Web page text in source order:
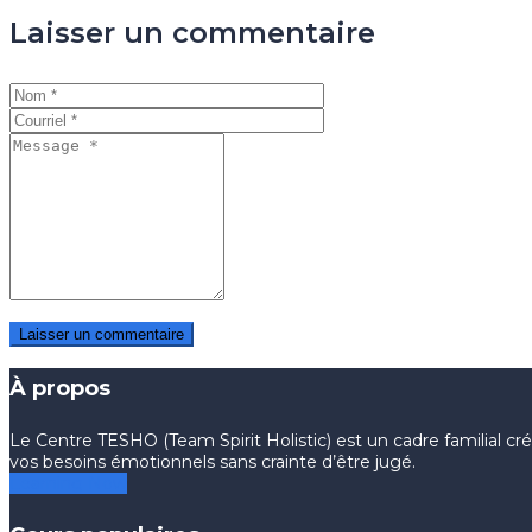
Laisser un commentaire
À propos
Le Centre TESHO (Team Spirit Holistic) est un cadre familial
vos besoins émotionnels sans crainte d’être jugé.